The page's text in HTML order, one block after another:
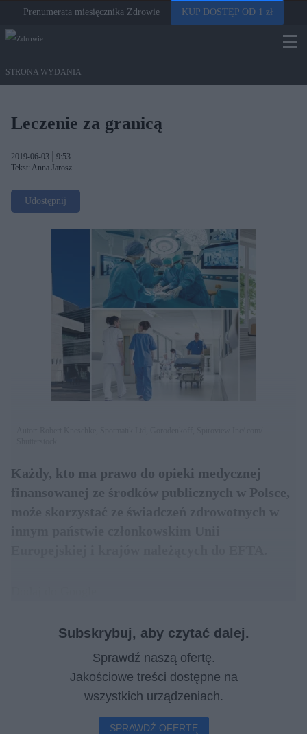
Prenumerata miesięcznika Zdrowie KUP DOSTĘP OD 1 zł
STRONA WYDANIA
Leczenie za granicą
2019-06-03
9:53
Tekst: Anna Jarosz
Udostępnij
Każdy, kto ma prawo do opieki medycznej
finansowanej ze środków publicznych w Polsce,
Subskrybuj, aby czytać dalej.
Sprawdź naszą ofertę.
Jakościowe treści dostępne na
wszystkich urządzeniach.
SPRAWDŹ OFERTĘ